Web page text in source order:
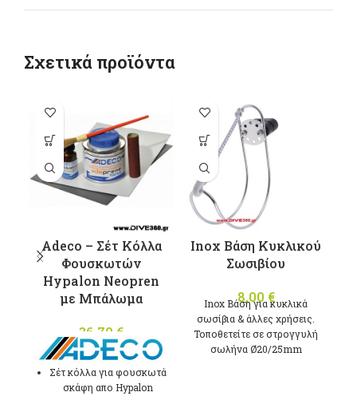
Σχετικά προϊόντα
Adeco – Σέτ Κόλλα
Φουσκωτών
Hypalon Neopren
με Μπάλωμα
36,70 €
Σέτ κόλλα για φουσκωτά
σκάφη απο Hypalon
Inox Βάση Κυκλικού
Σωσιβίου
8,00 €
Inox Βάση για κυκλικά
σωσίβια & άλλες χρήσεις.
Τοποθετείτε σε στρογγυλή
σωλήνα Ø20/25mm